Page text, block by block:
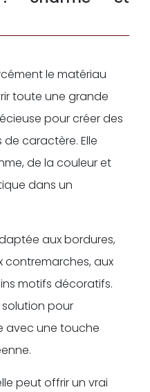
le matériau
toute une grande
pour créer des
caractère. Elle
de la couleur et
dans un
aux bordures,
contremarches, aux
motifs décoratifs.
solution pour
avec une touche
peut offrir un vrai